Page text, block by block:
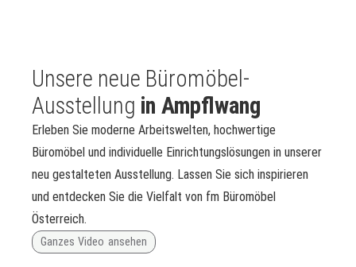
Unsere neue Büromöbel-
Ausstellung in Ampflwang
Erleben Sie moderne Arbeitswelten, hochwertige
Büromöbel und individuelle Einrichtungslösungen in unserer
neu gestalteten Ausstellung. Lassen Sie sich inspirieren
und entdecken Sie die Vielfalt von fm Büromöbel
Österreich.
Ganzes Video ansehen